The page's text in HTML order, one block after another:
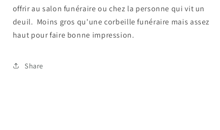
offrir au salon funéraire ou chez la personne qui vit un
deuil. Moins gros qu'une corbeille funéraire mais assez
haut pour faire bonne impression.
Share